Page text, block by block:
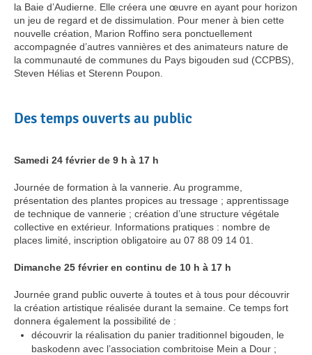
la Baie d’Audierne. Elle créera une œuvre en ayant pour horizon
un jeu de regard et de dissimulation. Pour mener à bien cette
nouvelle création, Marion Roffino sera ponctuellement
accompagnée d’autres vannières et des animateurs nature de
la communauté de communes du Pays bigouden sud (CCPBS),
Steven Hélias et Sterenn Poupon.
Des temps ouverts au public
Samedi 24 février de 9 h à 17 h
Journée de formation à la vannerie. Au programme,
présentation des plantes propices au tressage ; apprentissage
de technique de vannerie ; création d’une structure végétale
collective en extérieur. Informations pratiques : nombre de
places limité, inscription obligatoire au 07 88 09 14 01.
Dimanche 25 février en continu de 10 h à 17 h
Journée grand public ouverte à toutes et à tous pour découvrir
la création artistique réalisée durant la semaine. Ce temps fort
donnera également la possibilité de :
découvrir la réalisation du panier traditionnel bigouden, le
baskodenn avec l’association combritoise Mein a Dour ;